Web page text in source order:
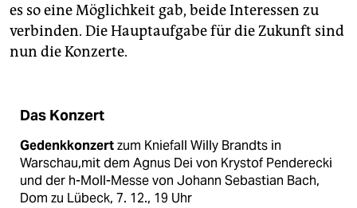
es so eine Möglichkeit gab, beide Interessen zu
verbinden. Die Hauptaufgabe für die Zukunft sind
nun die Konzerte.
Das Konzert
Gedenkkonzertzum Kniefall Willy Brandts in
Warschau,mit dem Agnus Dei von Krystof Penderecki
und der h-Moll-Messe von Johann Sebastian Bach,
Dom zu Lübeck, 7. 12., 19 Uhr